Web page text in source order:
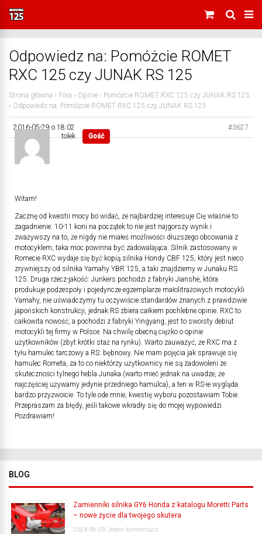
Odpowiedz na: Pomóżcie ROMET
RXC 125 czy JUNAK RS 125
Strona główna › Fora › Opinie › Pomóżcie ROMET RXC 125 czy JUNAK RS 125
› Odpowiedz na: Pomóżcie ROMET RXC 125 czy JUNAK RS 125
2016-05-29 o 18:02
#3627
tolek
Gość
Witam!
Zacznę od kwestii mocy bo widać, że najbardziej interesuje Cię właśnie to
zagadnienie. 10-11 koni na początek to nie jest najgorszy wynik i
zważywszy na to, że nigdy nie miałeś możliwości dłuższego obcowania z
motocyklem, taka moc powinna być zadowalająca. Silnik zastosowany w
Romecie RXC wydaje się być kopią silnika Hondy CBF 125, który jest nieco
zrywniejszy od silnika Yamahy YBR 125, a taki znajdziemy w Junaku RS
125. Druga rzecz-jakość: Junkers pochodzi z fabryki Jianshe, która
produkuje podzespoły i pojedyncze egzemplarze małolitrażowych motocykli
Yamahy, nie uświadczymy tu oczywiście standardów znanych z prawdziwie
japońskich konstrukcji, jednak RS zbiera całkiem pochlebne opinie. RXC to
całkowita nowość, a pochodzi z fabryki Yingyang, jest to swoisty debiut
motocykli tej firmy w Polsce. Na chwilę obecną ciężko o opinie
użytkowników (zbyt krótki staż na rynku). Warto zauważyć, że RXC ma z
tyłu hamulec tarczowy a RS: bębnowy. Nie mam pojęcia jak sprawuje się
hamulec Rometa, za to co niektórzy użytkownicy nie są zadowoleni ze
skuteczności tylnego hebla Junaka (warto mieć jednak na uwadze, że
najczęściej używamy jedynie przedniego hamulca), a ten w RS-ie wygląda
bardzo przyzwoicie. To tyle ode mnie, kwestię wyboru pozostawiam Tobie.
Przepraszam za błędy, jeśli takowe wkradły się do mojej wypowiedzi.
Pozdrawiam!
BLOG
Zamienniki silnika GY6 Honda z katalogu Moretti Parts
– nowe życie dla twojego skutera
2024-09-03 Jeden komentarz